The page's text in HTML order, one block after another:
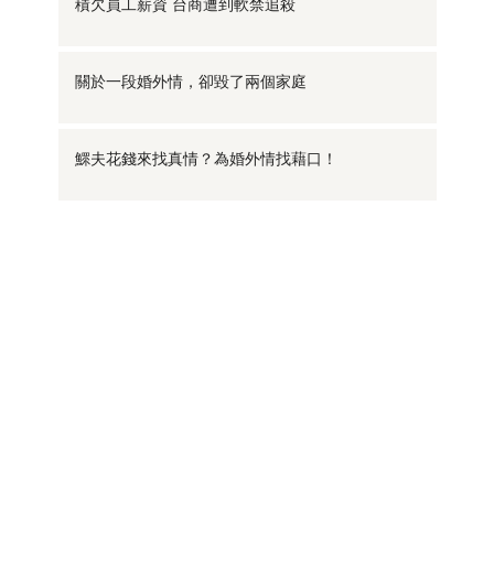
積欠員工薪資 台商遭到軟禁追殺
關於一段婚外情，卻毀了兩個家庭
鰥夫花錢來找真情？為婚外情找藉口！